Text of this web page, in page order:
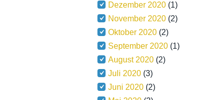
Dezember 2020 (1)
November 2020 (2)
Oktober 2020 (2)
September 2020 (1)
August 2020 (2)
Juli 2020 (3)
Juni 2020 (2)